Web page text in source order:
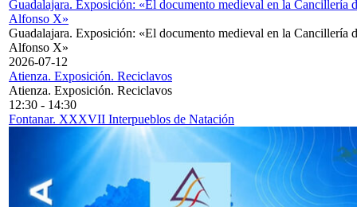
Guadalajara. Exposición: «El documento medieval en la Cancillería
Alfonso X»
Guadalajara. Exposición: «El documento medieval en la Cancillería
Alfonso X»
2026-07-12
Atienza. Exposición. Reciclavos
Atienza. Exposición. Reciclavos
12:30 - 14:30
Fontanar. XXXVII Interpueblos de Natación